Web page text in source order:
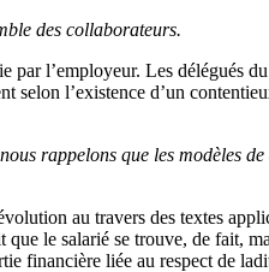
des collaborateurs.
par l’employeur. Les délégués
l’existence d’un
rappelons que les modèles
au travers des textes
le salarié se trouve, de fait,
financière liée au respect de